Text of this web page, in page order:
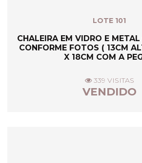
LOTE 101
CHALEIRA EM VIDRO E
CONFORME FOTOS ( 13CM
X 18CM COM A
339 VISITAS
VENDIDO